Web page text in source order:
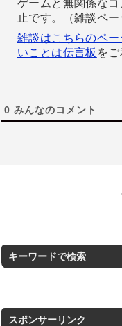
ゲームと無関係な
止です。（雑談ペー
雑談はこちらのペー
いことは伝言板 をご
0 みんなのコメント
キーワードで検索
スポンサーリンク